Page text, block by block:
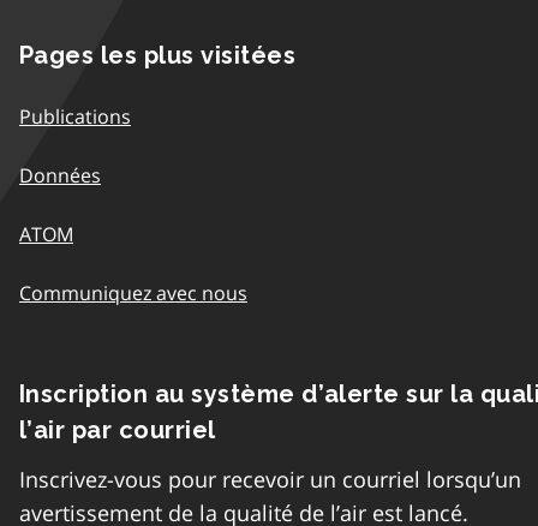
Pages les plus visitées
Publications
Données
ATOM
Communiquez avec nous
Inscription au système d’alerte sur la
l’air par courriel
Inscrivez-vous pour recevoir un courriel lorsqu’un
avertissement de la qualité de l’air est lancé.